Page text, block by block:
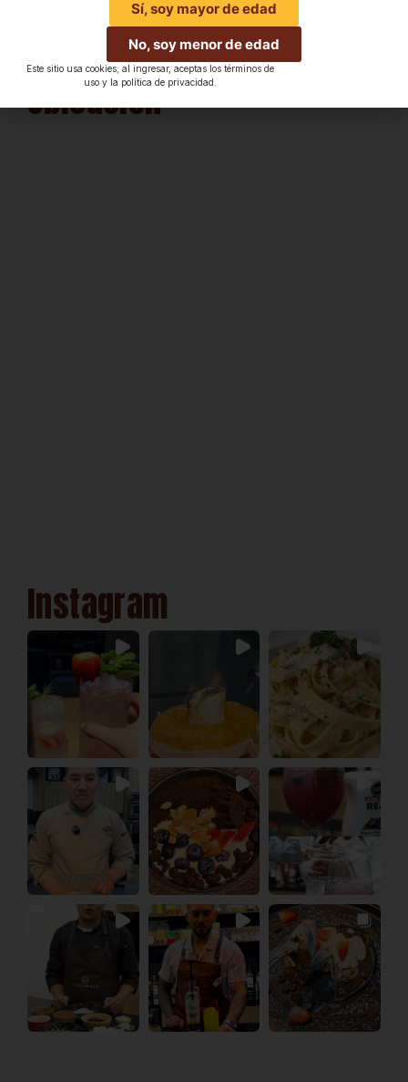
ritmo de hoy.
Ubicación
Instagram
Sí, soy mayor de edad
No, soy menor de edad
Este sitio usa cookies; al ingresar, aceptas los términos de
uso y la política de privacidad.